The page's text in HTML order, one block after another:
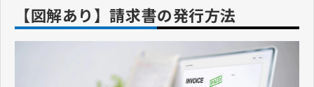
【図解あり】請求書の発行方法